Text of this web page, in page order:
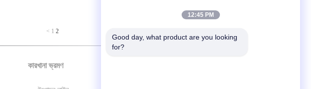
< 1 2
কারখানা ভ্রমণ
12:45 PM
Good day, what product are you looking
for?